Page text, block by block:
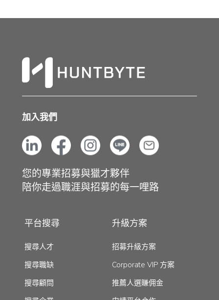
加入我們
您的專業招募與獵才夥伴
陪你走過職涯與招募的每一哩路
平台搜尋
搜尋人才
搜尋職缺
搜尋顧問
升級方案
招募升級方案
Corporate VIP 方案
推薦人選賺佣金